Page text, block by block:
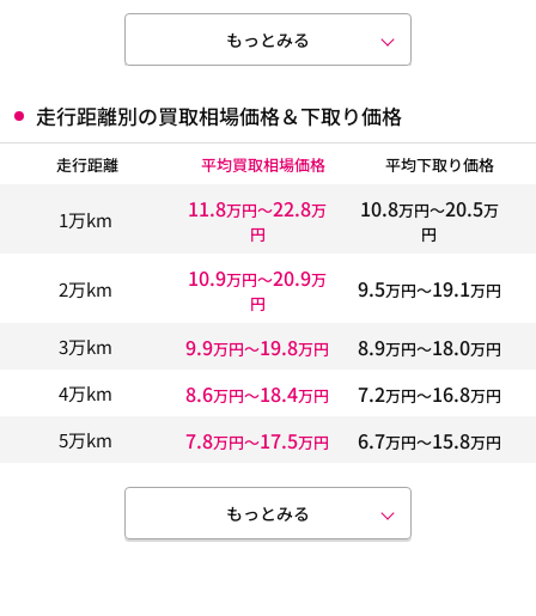
もっとみる
走行距離別の買取相場価格＆下取り価格
走行距離 平均買取相場価格 平均下取り価格
1万km 11.8万円〜22.8万
円
10.8万円〜20.5万
円
2万km 10.9万円〜20.9万
円
9.5万円〜19.1万円
3万km 9.9万円〜19.8万円 8.9万円〜18.0万円
4万km 8.6万円〜18.4万円 7.2万円〜16.8万円
5万km 7.8万円〜17.5万円 6.7万円〜15.8万円
もっとみる